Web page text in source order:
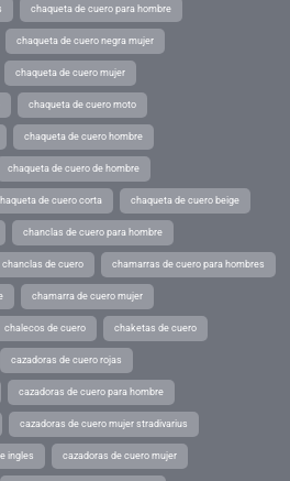
chaqueta de cuero para hombre
chaqueta de cuero negra mujer
chaqueta de cuero mujer
chaqueta de cuero moto
chaqueta de cuero hombre
chaqueta de cuero de hombre
de cuero corta chaqueta de cuero beige
chanclas de cuero para hombre
chanclas de cuero chamarras de cuero para hombres
chamarra de cuero mujer
chalecos de cuero chaketas de cuero
cazadoras de cuero rojas
cazadoras de cuero para hombre
cazadoras de cuero mujer stradivarius
ingles cazadoras de cuero mujer